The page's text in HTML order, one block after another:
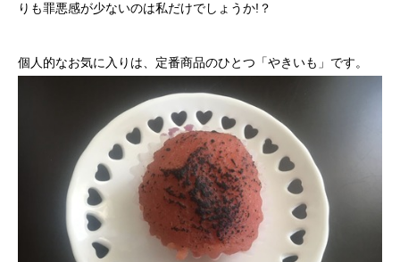
りも罪悪感が少ないのは私だけでしょうか!？
個人的なお気に入りは、定番商品のひとつ「やきいも」です。